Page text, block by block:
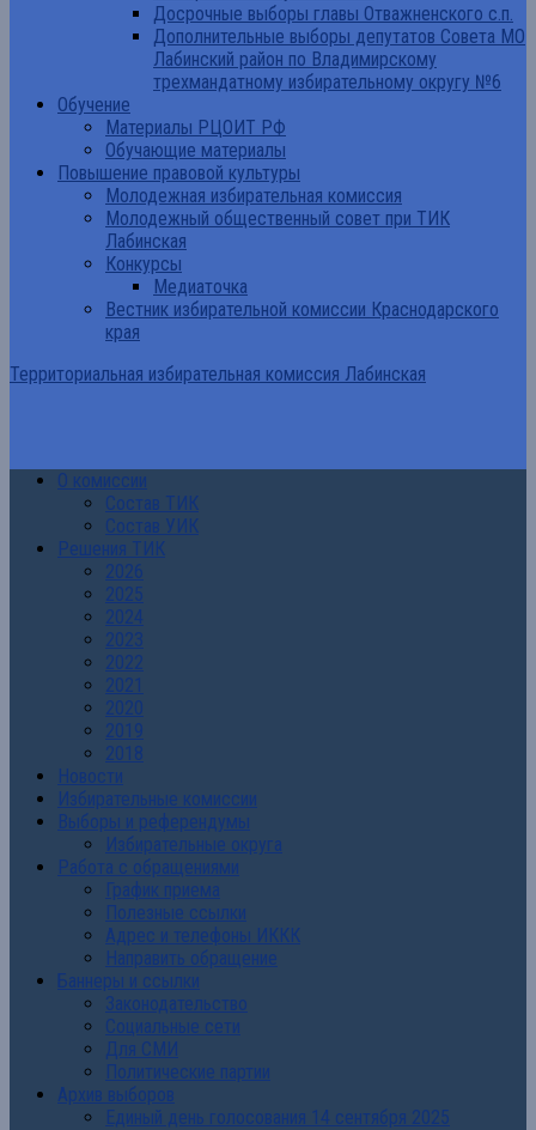
Досрочные выборы главы Отважненского с.п.
Дополнительные выборы депутатов Совета МО
Лабинский район по Владимирскому
трехмандатному избирательному округу №6
Обучение
Материалы РЦОИТ РФ
Обучающие материалы
Повышение правовой культуры
Молодежная избирательная комиссия
Молодежный общественный совет при ТИК
Лабинская
Конкурсы
Медиаточка
Вестник избирательной комиссии Краснодарского
края
Территориальная избирательная комиссия Лабинская
О комиссии
Состав ТИК
Состав УИК
Решения ТИК
2026
2025
2024
2023
2022
2021
2020
2019
2018
Новости
Избирательные комиссии
Выборы и референдумы
Избирательные округа
Работа с обращениями
График приема
Полезные ссылки
Адрес и телефоны ИККК
Направить обращение
Баннеры и ссылки
Законодательство
Социальные сети
Для СМИ
Политические партии
Архив выборов
Единый день голосования 14 сентября 2025